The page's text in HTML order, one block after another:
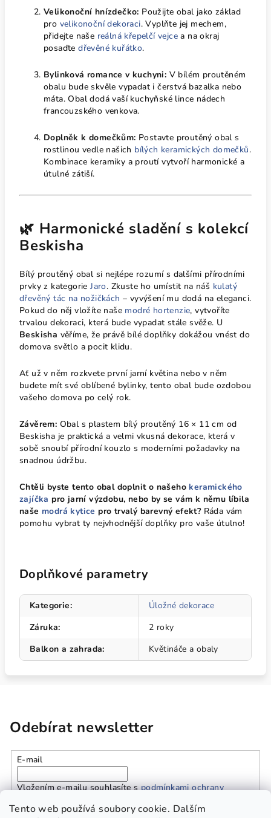
Tento web používá soubory cookie. Dalším
Velikonoční hnízdečko: Použijte obal jako základ
pro velikonoční dekoraci. Vyplňte jej mechem,
přidejte naše reálná křepelčí vejce a na okraj
posaďtedřevěné kuřátko.
Bylinková romance v kuchyni: V bílém proutěném
obalu bude skvěle vypadat i čerstvá bazalka nebo
máta. Obal dodá vaší kuchyňské lince nádech
francouzského venkova.
Doplněk k domečkům: Postavte proutěný obal s
rostlinou vedle našich bílých keramických domečků.
Kombinace keramiky a proutí vytvoří harmonické a
útulné zátiší.
🌿 Harmonické sladění s kolekcí
Beskisha
Bílý proutěný obal si nejlépe rozumí s dalšími přírodními
prvky z kategorieJaro. Zkuste ho umístit na náš kulatý
dřevěný tác na nožičkách – vyvýšení mu dodá na eleganci.
Pokud do něj vložíte naše modré hortenzie, vytvoříte
trvalou dekoraci, která bude vypadat stále svěže. U
Beskisha věříme, že právě bílé doplňky dokážou vnést do
domova světlo a pocit klidu.
Ať už v něm rozkvete první jarní květina nebo v něm
budete mít své oblíbené bylinky, tento obal bude ozdobou
vašeho domova po celý rok.
Závěrem: Obal s plastem bílý proutěný 16 × 11 cm od
Beskisha je praktická a velmi vkusná dekorace, která v
sobě snoubí přírodní kouzlo s moderními požadavky na
snadnou údržbu.
Chtěli byste tento obal doplnit o našeho keramického
zajíčka pro jarní výzdobu, nebo by se vám k němu líbila
naše modrá kytice pro trvalý barevný efekt?Ráda vám
pomohu vybrat ty nejvhodnější doplňky pro vaše útulno!
Doplňkové parametry
Kategorie:
Úložné dekorace
Záruka:
2 roky
Balkon a zahrada: Květináče a obaly
Odebírat newsletter
E-mail
Vložením e-mailu souhlasíte spodmínkami ochrany